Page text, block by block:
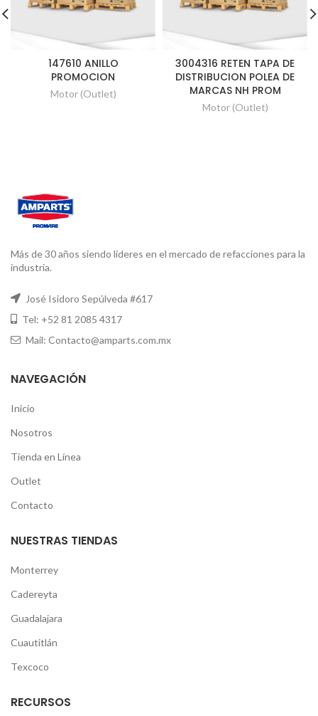
147610 ANILLO
PROMOCION
Motor (Outlet)
3004316 RETEN TAPA DE
DISTRIBUCION POLEA DE
MARCAS NH PROM
Motor (Outlet)
Más de 30 años siendo líderes en el mercado de refacciones para la
industria.
José Isidoro Sepúlveda #617
Tel: +52 81 2085 4317
Mail: Contacto@amparts.com.mx
NAVEGACIÓN
Inicio
Nosotros
Tienda en Línea
Outlet
Contacto
NUESTRAS TIENDAS
Monterrey
Cadereyta
Guadalajara
Cuautitlán
Texcoco
RECURSOS